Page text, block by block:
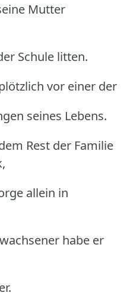
Mutter
Schule litten.
vor einer der
seines Lebens.
Rest der Familie
allein in
habe er